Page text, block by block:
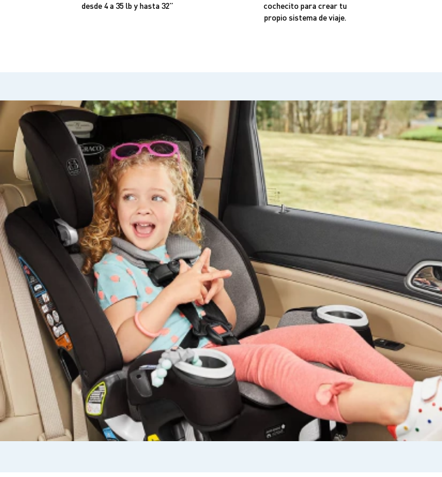
desde 4 a 35 lb y hasta 32”
cochecito para crear tu
propio sistema de viaje.